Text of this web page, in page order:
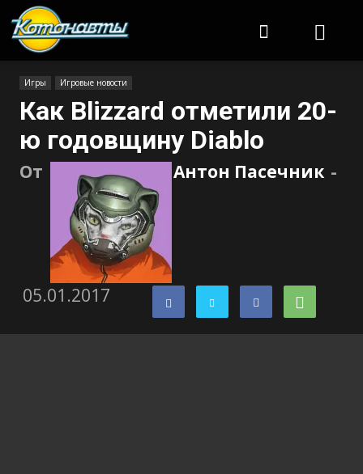
Игры Игровые новости
Как Blizzard отметили 20-
ю годовщину Diablo
От Антон Пасечник -
05.01.2017